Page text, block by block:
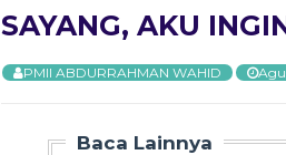
SAYANG, AKU
PMII ABDURRAHMAN WAHID
Baca Lainnya